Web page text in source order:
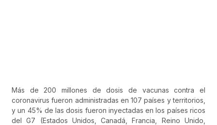
Más de 200 millones de dosis de vacunas contra el
coronavirus fueron administradas en 107 países y territorios,
y un 45% de las dosis fueron inyectadas en los países ricos
del G7 (Estados Unidos, Canadá, Francia, Reino Unido,